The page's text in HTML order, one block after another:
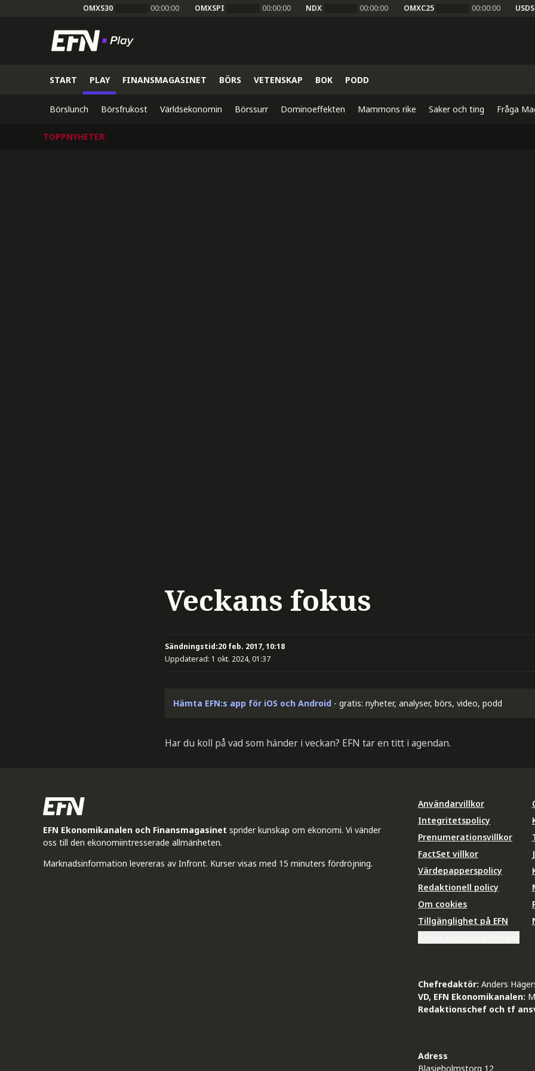
OMXS30 00:00:00 OMXSPI 00:00:00 NDX 00:00:00 OMXC25 00:00:00
START PLAY FINANSMAGASINET BÖRS VETENSKAP BOK PODD
Börslunch Börsfrukost Världsekonomin Börssurr Dominoeffekten Mammons rike Saker och ting Fråga
TOPPNYHETER:
Veckans fokus
Sändningstid:20 feb. 2017, 10:18
Uppdaterad: 1 okt. 2024, 01:37
Hämta EFN:s app för iOS och Android - gratis: nyheter, analyser, börs, video, podd
Har du koll på vad som händer i veckan? EFN tar en titt i agendan.
EFN Ekonomikanalen och Finansmagasinet sprider kunskap om ekonomi. Vi vänder
oss till den ekonomiintresserade allmänheten.
Marknadsinformation levereras av Infront. Kurser visas med 15 minuters fördröjning.
Användarvillkor
Integritetspolicy
Prenumerationsvillkor
FactSet villkor
Värdepapperspolicy
Redaktionell policy
Om cookies
Tillgänglighet på EFN
Chefredaktör: Anders
VD, EFN Ekonomikanalen:
Redaktionschef och tf
Adress
Blasieholmstorg 12